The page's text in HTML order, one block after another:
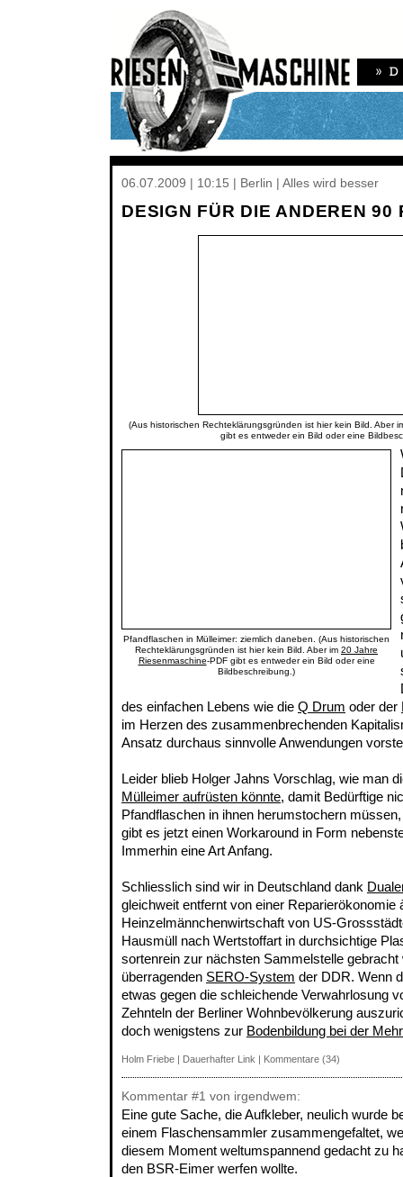
06.07.2009 | 10:15 | Berlin | Alles wird besser
DESIGN FÜR DIE ANDEREN 90
(Aus historischen Rechteklärungsgründen ist hier kein Bild. Aber
gibt es entweder ein Bild oder eine
Pfandflaschen in Mülleimer: ziemlich daneben. (Aus historischen
Rechteklärungsgründen ist hier kein Bild. Aber im 20 Jahre
Riesenmaschine-PDF gibt es entweder ein Bild oder eine
Bildbeschreibung.)
des einfachen Lebens wie die Q Drum oder der
im Herzen des zusammenbrechenden
Ansatz durchaus sinnvolle Anwendungen
Leider blieb Holger Jahns Vorschlag, wie man
Mülleimer aufrüsten könnte, damit Bedürftige
Pfandflaschen in ihnen herumstochern
gibt es jetzt einen Workaround in Form
Immerhin eine Art Anfang.
Schliesslich sind wir in Deutschland dank
gleichweit entfernt von einer Reparierökonomie
Heinzelmännchenwirtschaft von US-
Hausmüll nach Wertstoffart in durchsichtige
sortenrein zur nächsten Sammelstelle
überragenden SERO-System der DDR. Wenn
etwas gegen die schleichende Verwahrlosung
Zehnteln der Berliner Wohnbevölkerung
doch wenigstens zur Bodenbildung bei der
Holm Friebe | Dauerhafter Link | Kommentare (34)
Kommentar #1 von irgendwem:
Eine gute Sache, die Aufkleber, neulich wurde
einem Flaschensammler zusammengefaltet,
diesem Moment weltumspannend gedacht zu
den BSR-Eimer werfen wollte.